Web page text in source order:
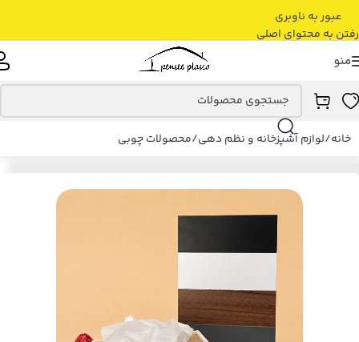
عبور به ناوبری
رفتن به محتوای اصلی
منو
خانه/لوازم آشپزخانه و نظم دهی/محصولات چوبی